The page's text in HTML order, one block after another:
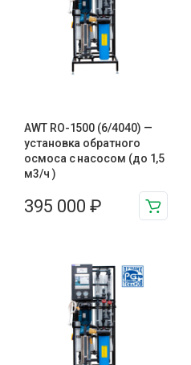
AWT RO-1500 (6/4040) —
установка обратного
осмоса с насосом (до 1,5
м3/ч )
395 000 ₽